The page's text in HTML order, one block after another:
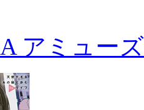
アミュー